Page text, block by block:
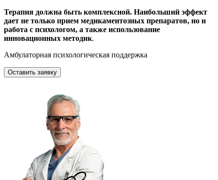
Терапия должна быть комплексной. Наибольший эффект
дает не только прием медикаментозных препаратов, но и
работа с психологом, а также использование
инновационных методик.
Амбулаторная психологическая поддержка
Оставить заявку